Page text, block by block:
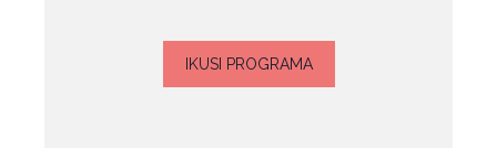
IKUSI PROGRAMA